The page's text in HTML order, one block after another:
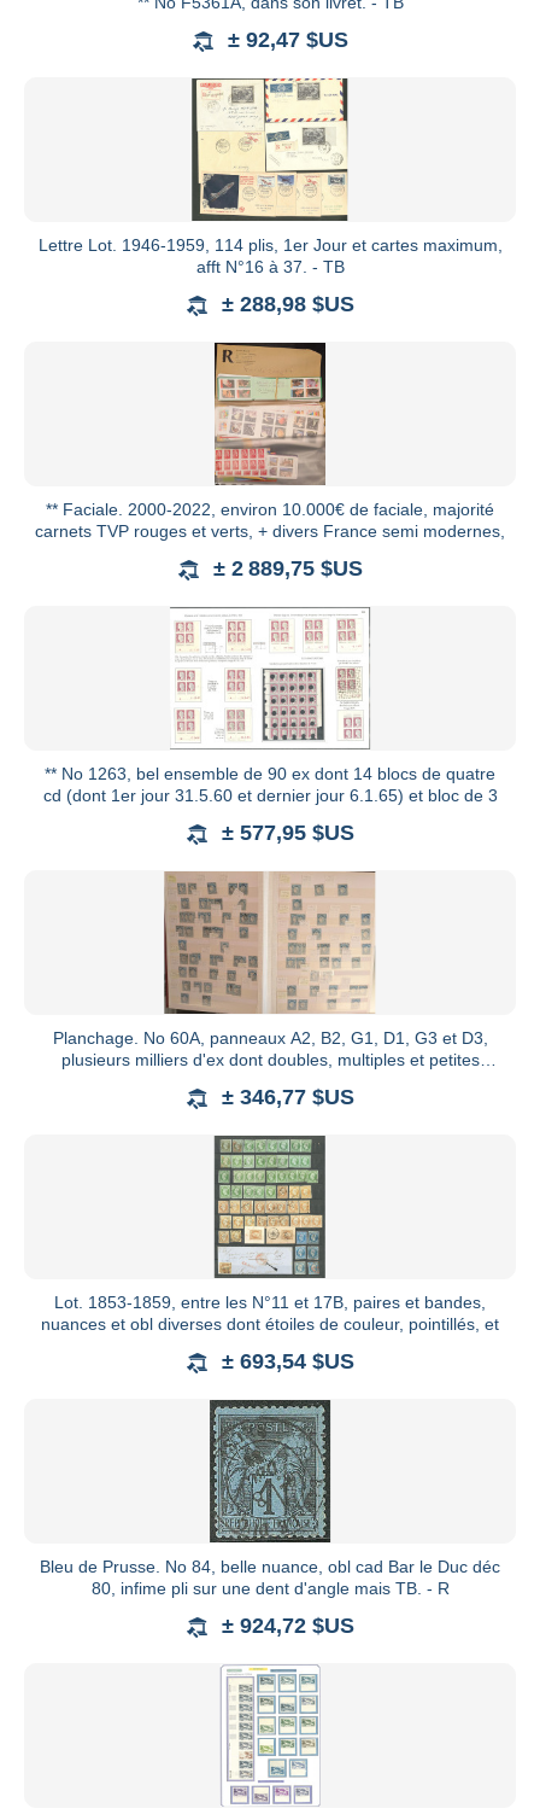
± 92,47 $US
Lettre Lot. 1946-1959, 114 plis, 1er Jour et cartes maximum,
afft N°16 à 37. - TB
± 288,98 $US
** Faciale. 2000-2022, environ 10.000€ de faciale, majorité
carnets TVP rouges et verts, + divers France semi modernes,
± 2 889,75 $US
** No 1263, bel ensemble de 90 ex dont 14 blocs de quatre
cd (dont 1er jour 31.5.60 et dernier jour 6.1.65) et bloc de 3
± 577,95 $US
Planchage. No 60A, panneaux A2, B2, G1, D1, G3 et D3,
plusieurs milliers d'ex dont doubles, multiples et petites
± 346,77 $US
Lot. 1853-1859, entre les N°11 et 17B, paires et bandes,
nuances et obl diverses dont étoiles de couleur, pointillés, et
± 693,54 $US
Bleu de Prusse. No 84, belle nuance, obl cad Bar le Duc déc
80, infime pli sur une dent d'angle mais TB. - R
± 924,72 $US